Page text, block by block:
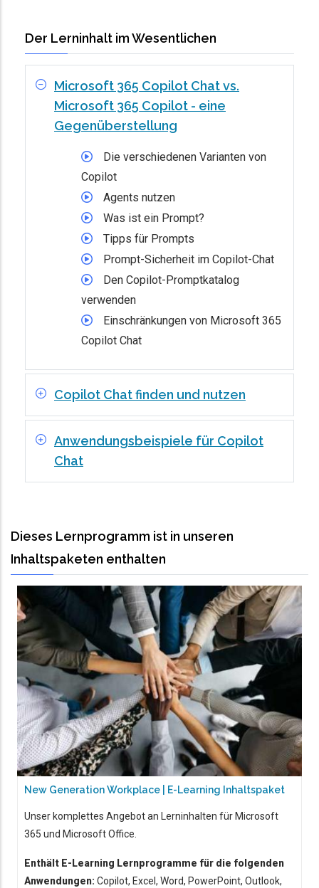
Der Lerninhalt im Wesentlichen
Microsoft 365 Copilot Chat vs.
Microsoft 365 Copilot - eine
Gegenüberstellung
Die verschiedenen Varianten von
Copilot
Agents nutzen
Was ist ein Prompt?
Tipps für Prompts
Prompt-Sicherheit im Copilot-Chat
Den Copilot-Promptkatalog
verwenden
Einschränkungen von Microsoft 365
Copilot Chat
Copilot Chat finden und nutzen
Anwendungsbeispiele für Copilot
Chat
Dieses Lernprogramm ist in unseren
Inhaltspaketen enthalten
New Generation Workplace | E-Learning Inhaltspaket
Unser komplettes Angebot an Lerninhalten für Microsoft
365 und Microsoft Office.
Enthält E-Learning Lernprogramme für die folgenden
Anwendungen: Copilot, Excel, Word, PowerPoint, Outlook,